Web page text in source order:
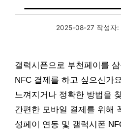
2025-08-27 작성자:
갤럭시폰으로 부천페이를
NFC 결제를 하고 싶으신가
느껴지거나 정확한 방법을
간편한 모바일 결제를 위해
성페이 연동 및 갤럭시폰